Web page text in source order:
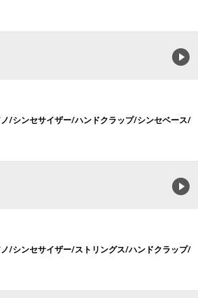
/シンセサイザー/ハンドクラップ/シンセベース/
/シンセサイザー/ストリングス/ハンドクラップ/